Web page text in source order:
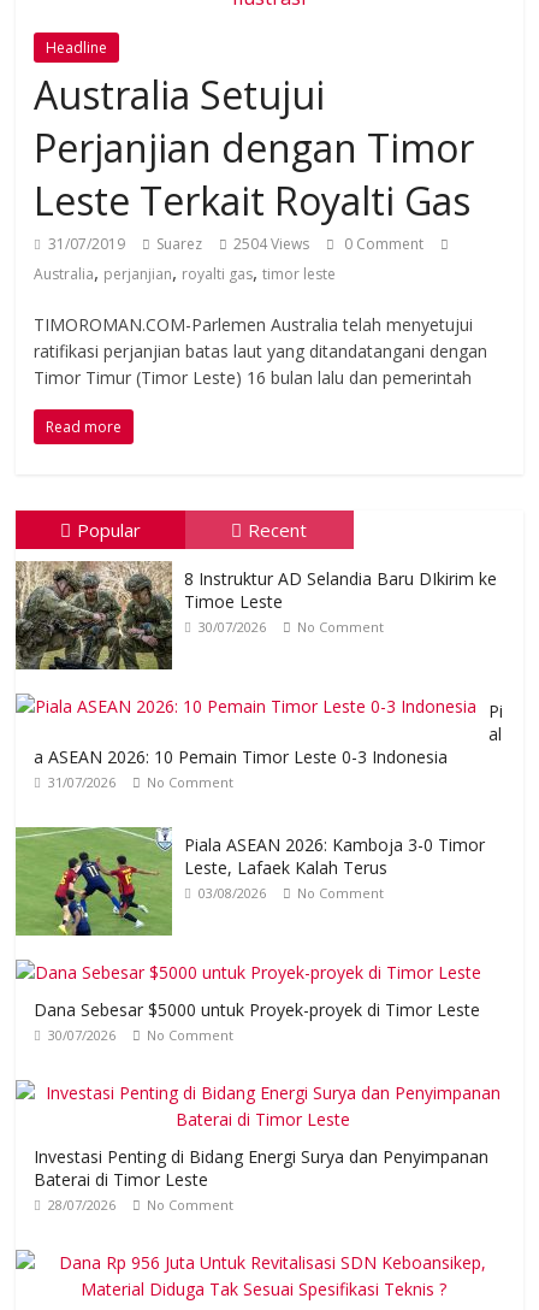
Headline
Australia Setujui
Perjanjian dengan Timor
Leste Terkait Royalti Gas
31/07/2019 Suarez 2504 Views
0 Comment
Australia, perjanjian, royalti gas,timor leste
TIMOROMAN.COM-Parlemen Australia telah menyetujui
ratifikasi perjanjian batas laut yang ditandatangani dengan
Timor Timur (Timor Leste) 16 bulan lalu dan pemerintah
Read more
Popular Recent
8 Instruktur AD Selandia Baru DIkirim ke
Timoe Leste
30/07/2026 No Comment
Pi
al
a ASEAN 2026: 10 Pemain Timor Leste 0-3 Indonesia
31/07/2026 No Comment
Piala ASEAN 2026: Kamboja 3-0 Timor
Leste, Lafaek Kalah Terus
03/08/2026 No Comment
Dana Sebesar $5000 untuk Proyek-proyek di Timor Leste
30/07/2026 No Comment
Investasi Penting di Bidang Energi Surya dan Penyimpanan
Baterai di Timor Leste
28/07/2026 No Comment